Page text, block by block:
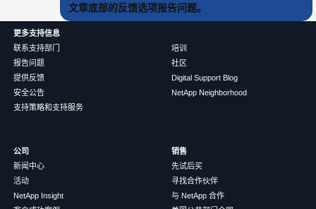
文章底部的反馈选项报告问题。
更多支持信息
联系支持部门
报告问题
提供反馈
安全公告
支持策略和支持服务
培训
社区
Digital Support Blog
NetApp Neighborhood
公司
新闻中心
活动
NetApp Insight
销售
先试后买
寻找合作伙伴
与 NetApp 合作